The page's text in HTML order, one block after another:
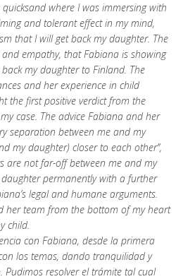
where I was immersing with
and tolerant effect in my mind,
that I will get back my daughter. The
empathy, that Fabiana is showing
my daughter to Finland. The
and her experience in child
the first positive verdict from the
case. The advice Fabiana and her
separation between me and my
my daughter) closer to each other”,
are not far-off between me and my
permanently with a further
legal and humane arguments.
her team from the bottom of my heart
child.
con Fabiana, desde la primera
los temas, dando tranquilidad y
resolver el trámite tal cual